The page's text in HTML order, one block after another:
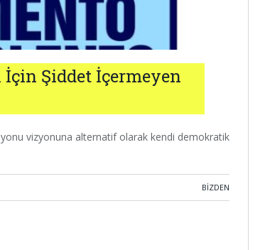
İçin Şiddet İçermeyen
vizyonuna alternatif olarak kendi demokratik
BIZDEN